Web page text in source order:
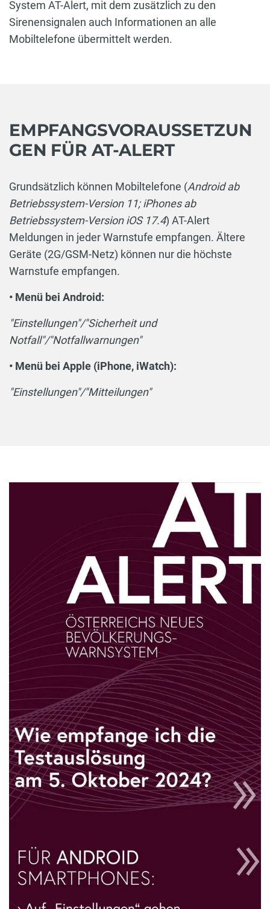
System AT-Alert, mit dem zusätzlich zu den
Sirenensignalen auch Informationen an alle
Mobiltelefone übermittelt werden.
EMPFANGSVORAUSSETZUN
GEN FÜR AT-ALERT
Grundsätzlich können Mobiltelefone (Android ab
Betriebssystem-Version 11; iPhones ab
Betriebssystem-Version iOS 17.4) AT-Alert
Meldungen in jeder Warnstufe empfangen. Ältere
Geräte (2G/GSM-Netz) können nur die höchste
Warnstufe empfangen.
• Menü bei Android:
"Einstellungen"/"Sicherheit und
Notfall"/"Notfallwarnungen"
• Menü bei Apple (iPhone, iWatch):
"Einstellungen"/"Mitteilungen"